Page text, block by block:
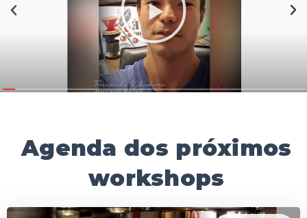
Anterior
Agenda dos próximos
workshops